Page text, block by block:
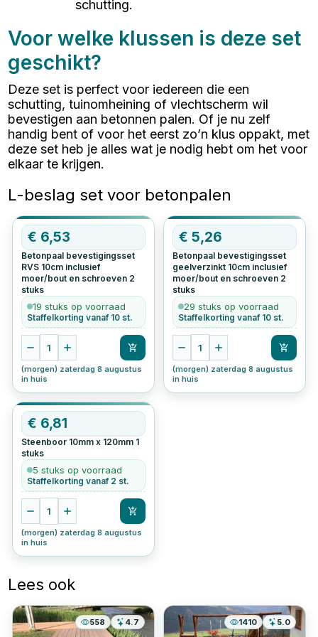
schutting.
Voor welke klussen is deze set
geschikt?
Deze set is perfect voor iedereen die een
schutting, tuinomheining of vlechtscherm wil
bevestigen aan betonnen palen. Of je nu zelf
handig bent of voor het eerst zo’n klus oppakt, met
deze set heb je alles wat je nodig hebt om het voor
elkaar te krijgen.
L-beslag set voor betonpalen
€ 6,53
Betonpaal bevestigingsset
RVS 10cm inclusief
moer/bout en schroeven 2
stuks
19 stuks op voorraad
Staffelkorting vanaf 10 st.
1
(morgen) zaterdag 8 augustus
in huis
€ 5,26
Betonpaal bevestigingsset
geelverzinkt 10cm inclusief
moer/bout en schroeven 2
stuks
29 stuks op voorraad
Staffelkorting vanaf 10 st.
1
(morgen) zaterdag 8 augustus
in huis
€ 6,81
Steenboor 10mm x 120mm 1
stuks
5 stuks op voorraad
Staffelkorting vanaf 2 st.
1
(morgen) zaterdag 8 augustus
in huis
Lees ook
558 4.7 1410 5.0